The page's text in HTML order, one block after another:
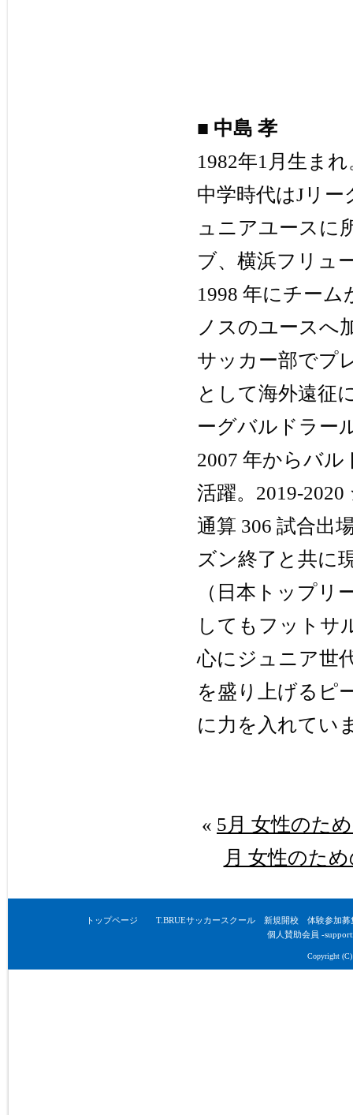
■ 中島 孝
1982年1月生ま
中学時代はJリ
ュニアユースに
ブ、横浜フリュ
1998 年にチー
ノスのユースへ
サッカー部でプ
として海外遠征
ーグバルドラー
2007 年からバ
活躍。2019-
通算 306 試合出
ズン終了と共に
（日本トップリ
してもフットサ
心にジュニア世
を盛り上げるピ
に力を入れてい
« 5月 女性のた
月 女性のた
トップページ
T.BRUEサッカースクール 新規開校 体験参加募
個人賛助会員 -
Copyright